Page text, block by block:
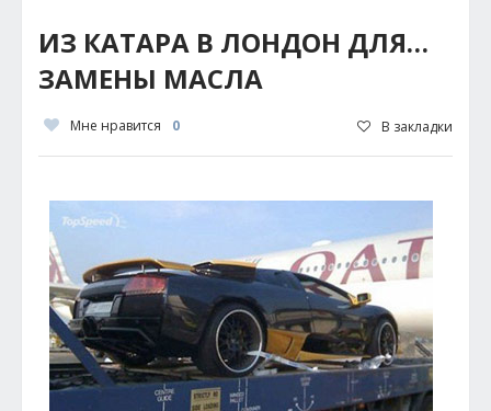
ИЗ КАТАРА В ЛОНДОН ДЛЯ…
ЗАМЕНЫ МАСЛА
Мне нравится 0 В закладки